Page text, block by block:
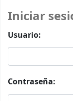
Iniciar
Usuario:
Contraseña: